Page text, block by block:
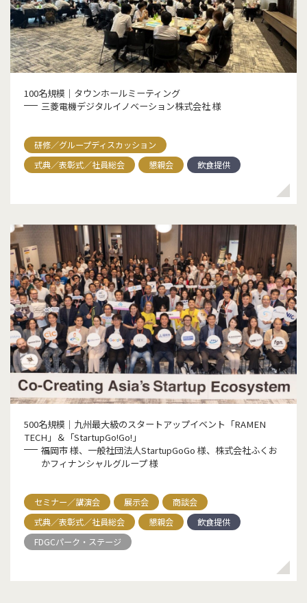
100名規模｜タウンホールミーティング
三菱電機デジタルイノベーション株式会社 様
研修／グループディスカッション
式典／表彰式／社員総会
懇親会 飲食提供
500名規模｜九州最大級のスタートアップイベント「RAMEN
TECH」＆「StartupGo!Go!」
福岡市 様、一般社団法人StartupGoGo 様、株式会社ふくお
かフィナンシャルグループ 様
セミナー／講演会 展⽰会
商談会
式典／表彰式／社員総会
懇親会
飲食提供
FDGCパーク・ステージ